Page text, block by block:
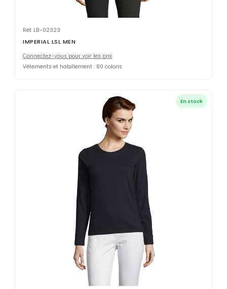
Réf. LB-02323
IMPERIAL LSL MEN
Connectez-vous pour voir les prix
Vêtements et habillement · 80 coloris
En stock